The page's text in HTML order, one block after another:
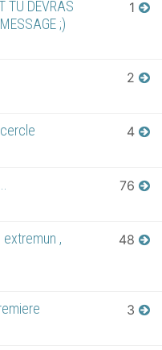
TU DEVRAS
;)
1
2
4
76
,
48
3